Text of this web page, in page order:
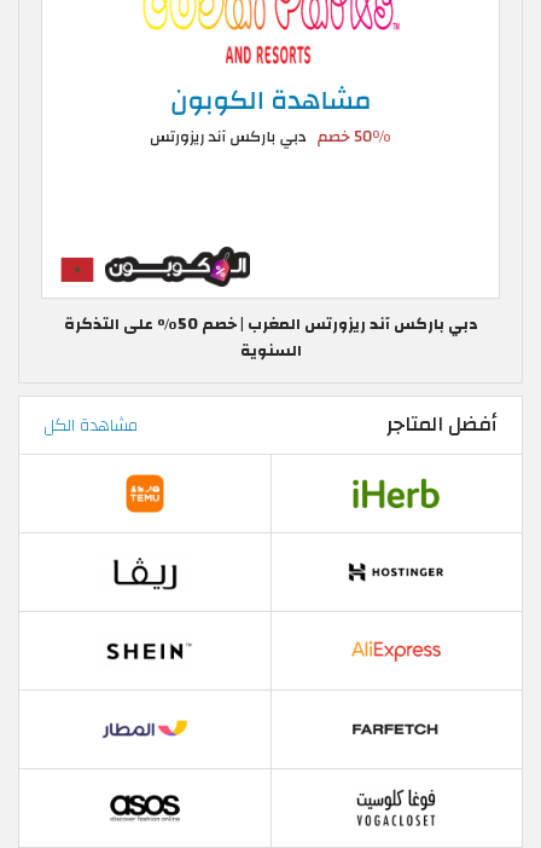
دبي باركس آند ريزورتس المغرب | خصم 50٪ على التذكرة
السنوية
أفضل المتاجر مشاهدة الكل